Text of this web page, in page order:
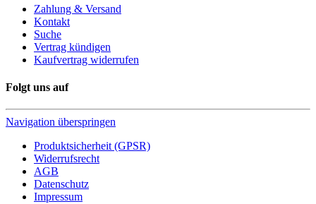
Zahlung & Versand
Kontakt
Suche
Vertrag kündigen
Kaufvertrag widerrufen
Folgt uns auf
Navigation überspringen
Produktsicherheit (GPSR)
Widerrufsrecht
AGB
Datenschutz
Impressum